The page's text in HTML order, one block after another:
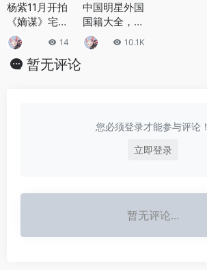
杨紫11月开拍
《嫡谋》宅斗
剧，男主檀健
次，逆袭大女
主剧情对标
14
中国明星外国
国籍大全，拥
有外国国籍就
不属于中国人
10.1K
暂无评论
您必须登录才能参与评论！
立即登录
暂无评论...